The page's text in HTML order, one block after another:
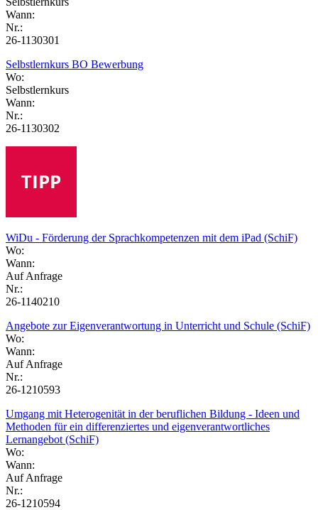
Wann:
Nr.:
26-1130301
Selbstlernkurs BO Bewerbung
Wo:
Selbstlernkurs
Wann:
Nr.:
26-1130302
WiDu - Förderung der Sprachkompetenzen mit dem iPad (SchiF)
Wo:
Wann:
Auf Anfrage
Nr.:
26-1140210
Angebote zur Eigenverantwortung in Unterricht und Schule (SchiF)
Wo:
Wann:
Auf Anfrage
Nr.:
26-1210593
Umgang mit Heterogenität in der beruflichen Bildung - Ideen und
Methoden für ein differenziertes und eigenverantwortliches
Lernangebot (SchiF)
Wo:
Wann:
Auf Anfrage
Nr.:
26-1210594